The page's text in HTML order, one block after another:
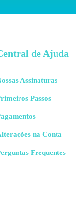
de Ajuda
Assinaturas
Passos
na Conta
Frequentes